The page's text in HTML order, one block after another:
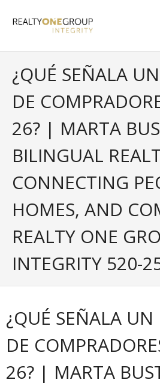
- Privacy Policy
Contact
- Request a Relocation Package
- Contact Marta
What Is My Home Worth?
Local Homes
Our Local Living
¿QUÉ SEÑALA
DE
26? | MARTA
BILINGUAL
CONNECTING
HOMES, AND
REALTY ONE
INTEGRITY 520-
¿QUÉ SEÑALA
DE
26? | MARTA